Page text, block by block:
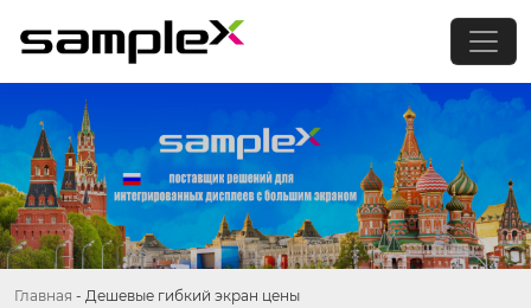
Главная - Дешевые гибкий экран цены